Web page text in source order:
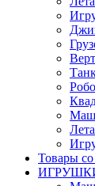
Товары
ИГРУШКИ